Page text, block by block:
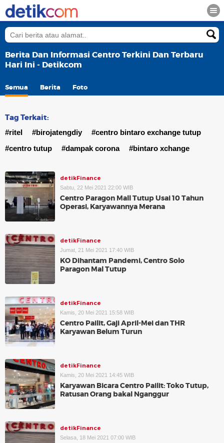
Berita Dan Informasi Centro Terkini Dan Terbaru
Hari Ini - Detikcom
Semua Berita Foto
Tag Terkait:
#ritel #birojatengdiy
#centro bintaro exchange tutup
#centro tutup
#dampak corona #bintaro xchange
detikFinance
Sabtu, 22 Mei 2021 22:00 WIB
Centro Paragon Mall Tutup Usai 10 Tahun
Operasi, Karyawannya Merana
detikFinance
Jumat, 21 Mei 2021 17:40 WIB
KO Dihantam Pandemi, Centro Solo
Paragon Mal Tutup
detikFinance
Kamis, 20 Mei 2021 15:58 WIB
Centro Pailit, Gaji April-Mei dan THR
Karyawan Belum Turun
detikFinance
Kamis, 20 Mei 2021 14:45 WIB
Karyawan Bicara Centro Pailit: Toko Tutup,
Ratusan Orang bakal Nganggur
detikFinance
Selasa, 18 Mei 2021 07:00 WIB